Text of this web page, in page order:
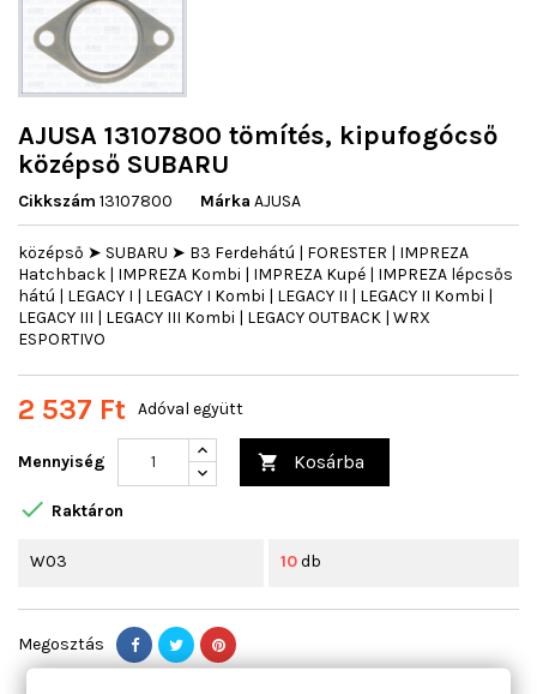
AJUSA 13107800 tömítés, kipufogócső
középső SUBARU
Cikkszám 13107800 Márka AJUSA
középső ➤ SUBARU ➤ B3 Ferdehátú | FORESTER | IMPREZA
Hatchback | IMPREZA Kombi | IMPREZA Kupé | IMPREZA lépcsős
hátú | LEGACY I | LEGACY I Kombi | LEGACY II | LEGACY II Kombi |
LEGACY III | LEGACY III Kombi | LEGACY OUTBACK | WRX
ESPORTIVO
2 537 Ft Adóval együtt
Mennyiség  Kosárba
 Raktáron
W03 10db
Megosztás